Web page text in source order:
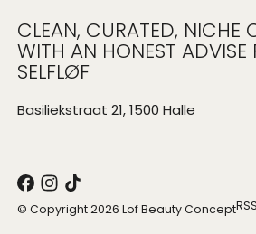
CLEAN, CURATED, NICHE
WITH AN HONEST ADVISE
SELFLØF
Basiliekstraat 21, 1500 Halle
© Copyright 2026 Lof Beauty Concept